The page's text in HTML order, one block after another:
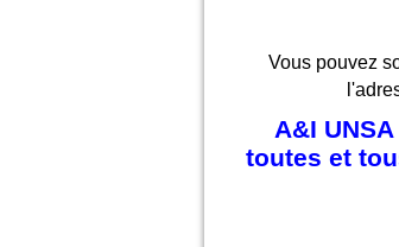
Vous pouvez
A&I
toutes et